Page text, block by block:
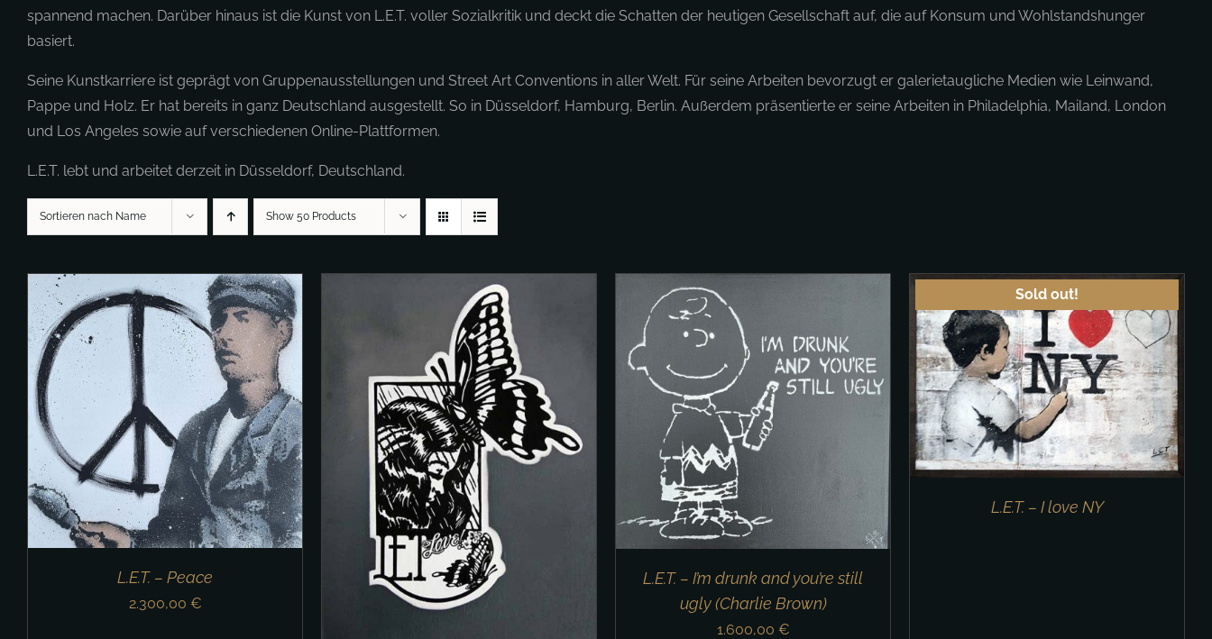
spannend machen. Darüber hinaus ist die Kunst von L.E.T. voller Sozialkritik und deckt die Schatten der heutigen Gesellschaft auf, die auf Konsum und Wohlstandshunger
basiert.
Seine Kunstkarriere ist geprägt von Gruppenausstellungen und Street Art Conventions in aller Welt. Für seine Arbeiten bevorzugt er galerietaugliche Medien wie Leinwand,
Pappe und Holz. Er hat bereits in ganz Deutschland ausgestellt. So in Düsseldorf, Hamburg, Berlin. Außerdem präsentierte er seine Arbeiten in Philadelphia, Mailand, London
und Los Angeles sowie auf verschiedenen Online-Plattformen.
L.E.T. lebt und arbeitet derzeit in Düsseldorf, Deutschland.
Sortieren nach Name Show 50 Products
L.E.T. – Peace
2.300,00 €
IN DEN WARENKORB / DETAILS
IN DEN WARENKORB / DETAILS
L.E.T. – I’m drunk and you’re still
ugly (Charlie Brown)
1.600,00 €
Sold out!
DETAILS
L.E.T. – I love NY